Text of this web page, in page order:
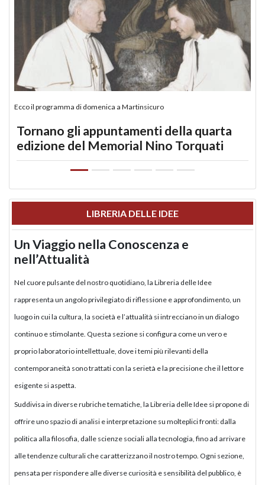
Ecco il programma di domenica a Martinsicuro
Tornano gli appuntamenti della quarta
edizione del Memorial Nino Torquati
LIBRERIA DELLE IDEE
Un Viaggio nella Conoscenza e
nell’Attualità
Nel cuore pulsante del nostro quotidiano, la Libreria delle Idee
rappresenta un angolo privilegiato di riflessione e approfondimento, un
luogo in cui la cultura, la società e l’attualità si intrecciano in un dialogo
continuo e stimolante. Questa sezione si configura come un vero e
proprio laboratorio intellettuale, dove i temi più rilevanti della
contemporaneità sono trattati con la serietà e la precisione che il lettore
esigente si aspetta.
Suddivisa in diverse rubriche tematiche, la Libreria delle Idee si propone di
offrire uno spazio di analisi e interpretazione su molteplici fronti: dalla
politica alla filosofia, dalle scienze sociali alla tecnologia, fino ad arrivare
alle tendenze culturali che caratterizzano il nostro tempo. Ogni sezione,
pensata per rispondere alle diverse curiosità e sensibilità del pubblico, è